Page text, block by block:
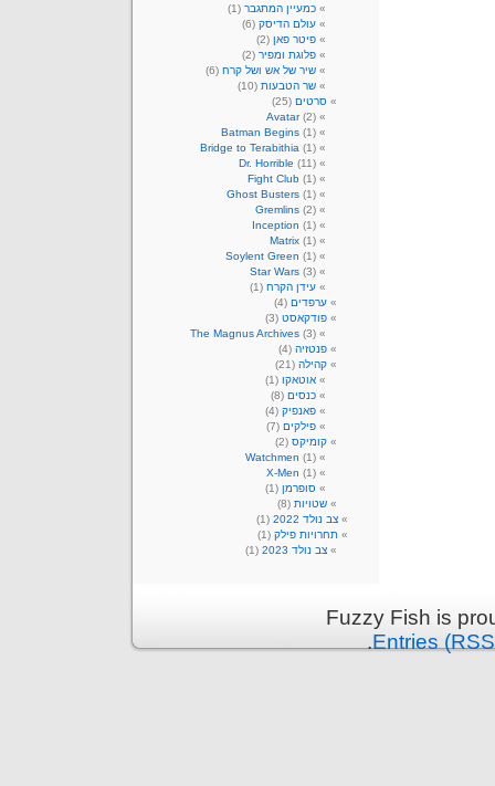
כמעיין המתגבר (1)
עולם הדיסק (6)
פיטר פאן (2)
פלוגת ומפיר (2)
שיר של אש ושל קרח (6)
שר הטבעות (10)
סרטים (25)
Avatar(2)
Batman Begins (1)
Bridge to Terabithia (1)
Dr. Horrible (11)
Fight Club (1)
Ghost Busters (1)
Gremlins (2)
Inception (1)
Matrix (1)
Soylent Green (1)
Star Wars (3)
עידן הקרח (1)
ערפדים (4)
פודקאסט (3)
The Magnus Archives (3)
פנטזיה (4)
קהילה (21)
אוטאקו (1)
כנסים (8)
פאנפיק (4)
פילקים (7)
קומיקס (2)
Watchmen (1)
X-Men (1)
סופרמן (1)
שטויות (8)
צב נולד 2022
(1)
תחרויות פילק (1)
צב נולד 2023
(1)
Fuzzy Fish is
Entries
.